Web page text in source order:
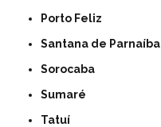
Porto Feliz
Santana de Parnaíba
Sorocaba
Sumaré
Tatuí